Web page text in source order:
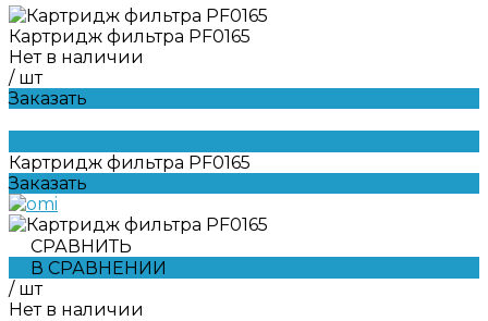
Картридж фильтра PF0165
Нет в наличии
/ шт
Заказать
Картридж фильтра PF0165
Заказать
СРАВНИТЬ
В СРАВНЕНИИ
/ шт
Нет в наличии